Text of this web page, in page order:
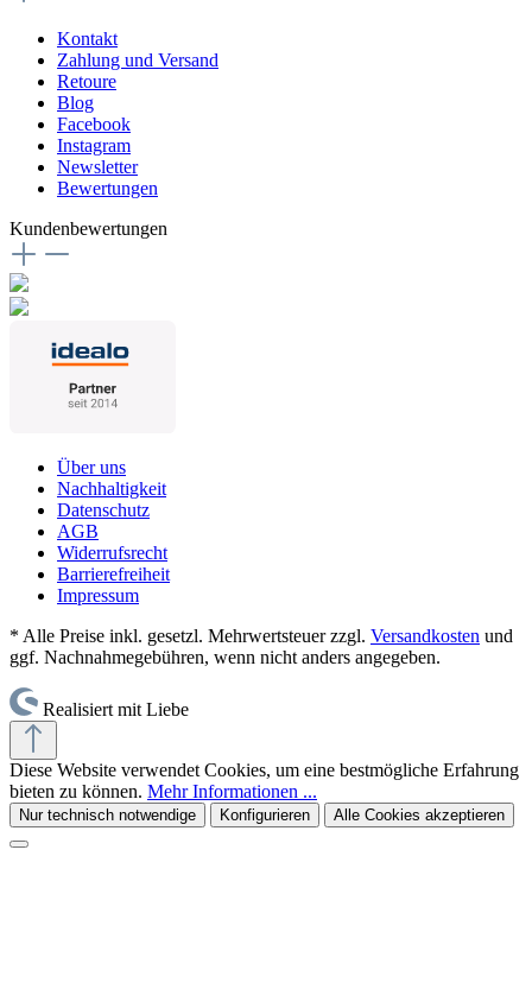
Kontakt
Zahlung und Versand
Retoure
Blog
Facebook
Instagram
Newsletter
Bewertungen
Kundenbewertungen
Über uns
Nachhaltigkeit
Datenschutz
AGB
Widerrufsrecht
Barrierefreiheit
Impressum
* Alle Preise inkl. gesetzl. Mehrwertsteuer zzgl. Versandkosten und
ggf. Nachnahmegebühren, wenn nicht anders angegeben.
Realisiert mit Liebe
Diese Website verwendet Cookies, um eine bestmögliche Erfahrung
bieten zu können. Mehr Informationen ...
Nur technisch notwendige Konfigurieren Alle Cookies akzeptieren